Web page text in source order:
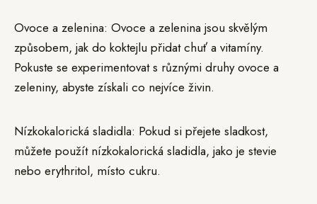
Ovoce a zelenina: Ovoce a zelenina jsou skvělým
způsobem, jak do koktejlu přidat chuť a vitamíny.
Pokuste se experimentovat s různými druhy ovoce a
zeleniny, abyste získali co nejvíce živin.
Nízkokalorická sladidla: Pokud si přejete sladkost,
můžete použít nízkokalorická sladidla, jako je stevie
nebo erythritol, místo cukru.